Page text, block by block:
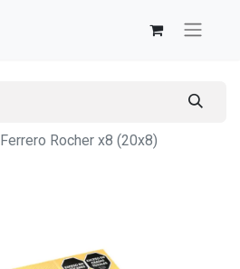
Ferrero Rocher x8 (20x8)